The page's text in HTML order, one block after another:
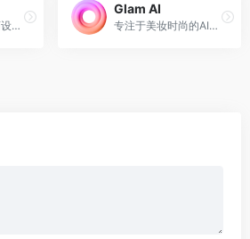
AI时代的顶级电商设计师，轻松打造爆款产品图片
Glam AI
专注于美妆时尚的AI视觉生成工具